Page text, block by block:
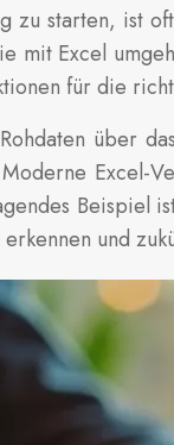
zu starten, ist
mit Excel
für die
über
Excel-
Beispiel
und